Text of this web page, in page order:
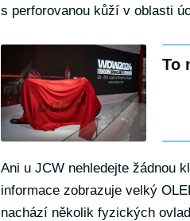
s perforovanou kůží v oblasti
To
Ani u JCW nehledejte žádnou
informace zobrazuje velký
nachází několik fyzických